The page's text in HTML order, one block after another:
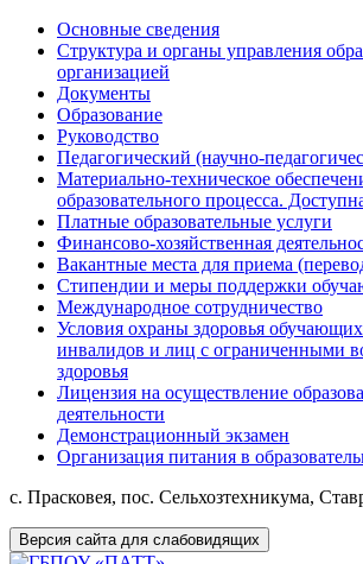
Основные сведения
Структура и органы управления
организацией
Документы
Образование
Руководство
Педагогический (научно-
Материально-техническое
образовательного процесса.
Платные образовательные услуги
Финансово-хозяйственная
Вакантные места для приема
Стипендии и меры поддержки
Международное сотрудничество
Условия охраны здоровья
инвалидов и лиц с ограниченными
здоровья
Лицензия на осуществление
деятельности
Демонстрационный экзамен
Организация питания в
с. Прасковея, пос. Сельхозтехникума,
Версия сайта для слабовидящих